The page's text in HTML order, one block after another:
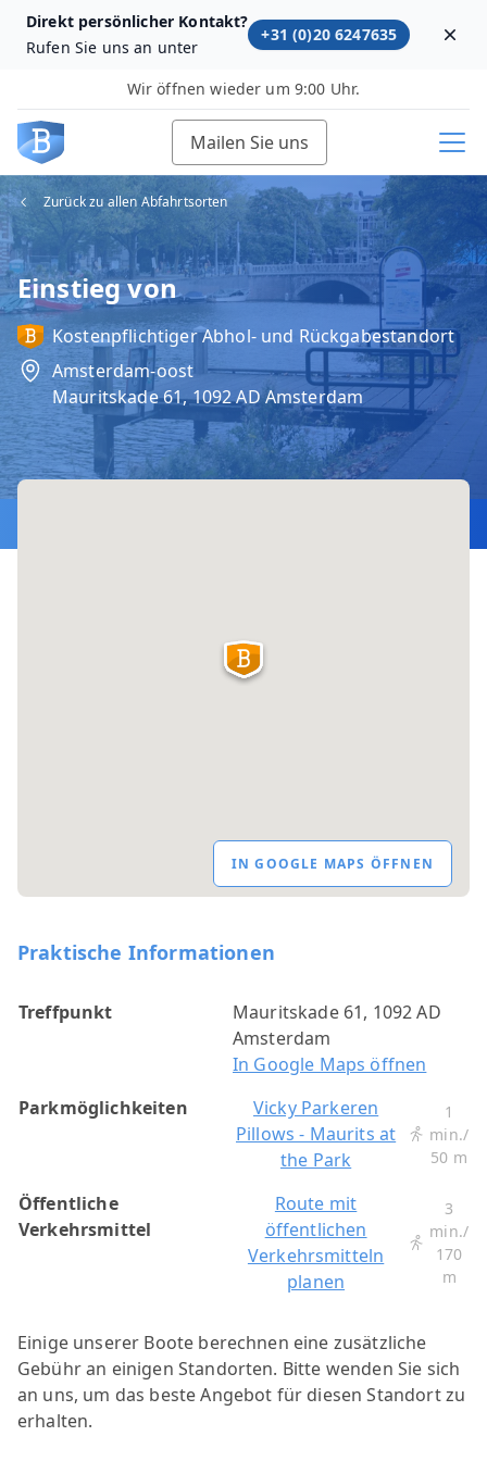
Direkt persönlicher Kontakt?
Rufen Sie uns an unter
+31 (0)20 6247635
Wir öffnen wieder um 9:00 Uhr.
Mailen Sie uns
Zurück zu allen Abfahrtsorten
Einstieg von
Kostenpflichtiger Abhol‑ und Rückgabestandort
Amsterdam-oost
Mauritskade 61, 1092 AD Amsterdam
IN GOOGLE MAPS ÖFFNEN
Praktische Informationen
Treffpunkt
Mauritskade 61, 1092 AD
Amsterdam
In Google Maps öffnen
Parkmöglichkeiten
Vicky Parkeren
Pillows - Maurits at
the Park
1
min./
50 m
Öffentliche
Verkehrsmittel
Route mit
öffentlichen
Verkehrsmitteln
planen
3
min./
170
m
Einige unserer Boote berechnen eine zusätzliche
Gebühr an einigen Standorten. Bitte wenden Sie sich
an uns, um das beste Angebot für diesen Standort zu
erhalten.